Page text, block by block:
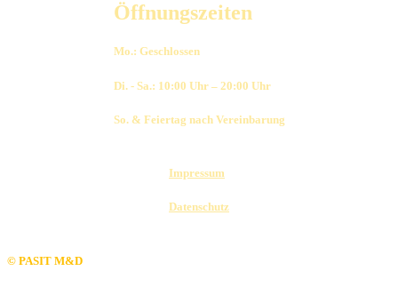
Öffnungszeiten
Mo.: Geschlossen
Di. - Sa.: 10:00 Uhr – 20:00 Uhr
So. & Feiertag nach Vereinbarung
Impressum
Datenschutz
© PASIT M&D